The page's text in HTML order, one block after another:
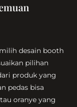
desain booth
pilihan
produk yang
pedas bisa
oranye yang